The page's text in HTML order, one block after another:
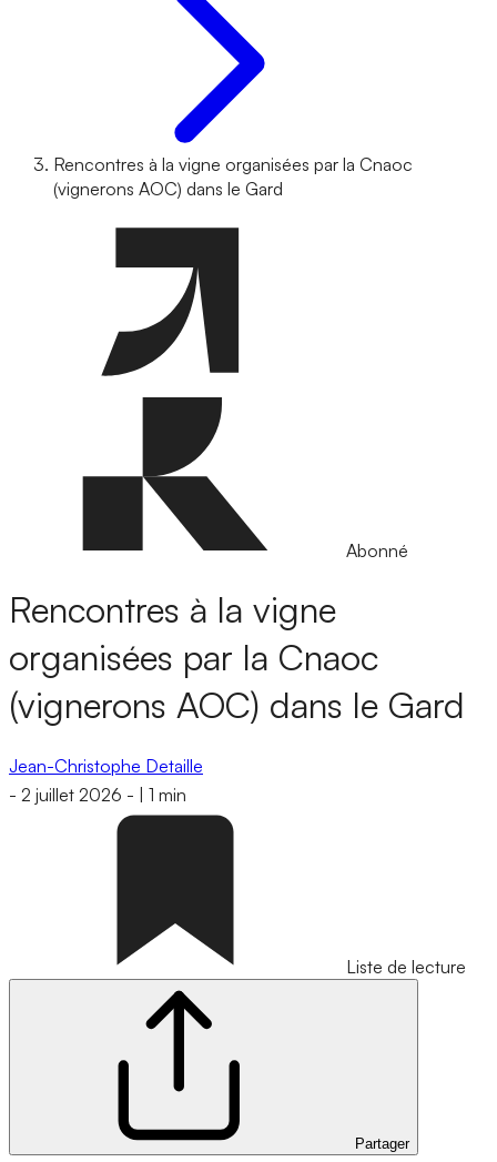
Rencontres à la vigne organisées par la Cnaoc
(vignerons AOC) dans le Gard
Abonné
Rencontres à la vigne
organisées par la Cnaoc
(vignerons AOC) dans le Gard
Jean-Christophe Detaille
- 2 juillet 2026 - 1 min
Liste de lecture
Partager